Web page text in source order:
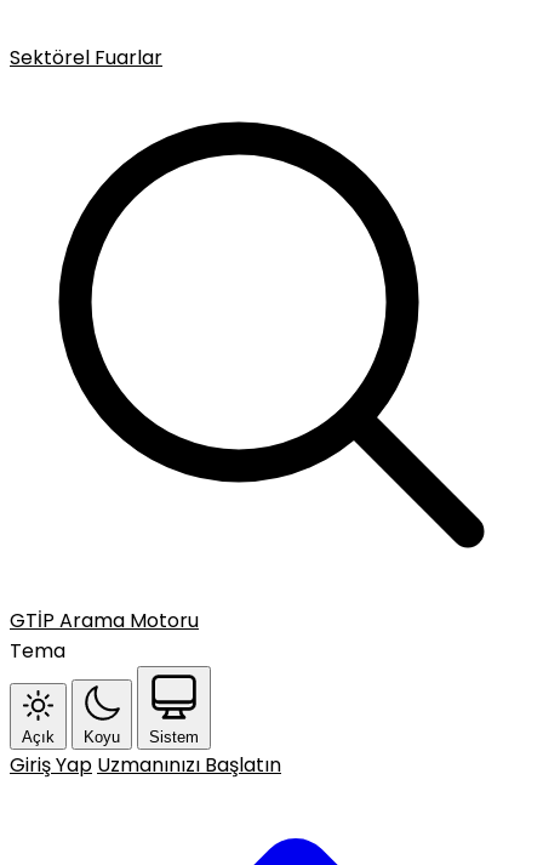
Sektörel Fuarlar
GTİP Arama Motoru
Tema
Açık Koyu Sistem
Giriş Yap Uzmanınızı Başlatın